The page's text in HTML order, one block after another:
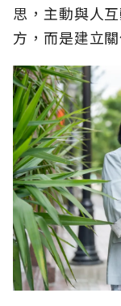
思，主動與人
方，而是建立